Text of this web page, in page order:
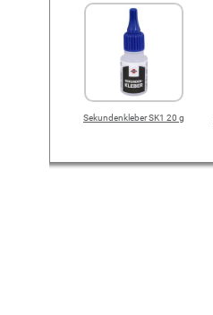
Sekundenkleber SK1 20 g